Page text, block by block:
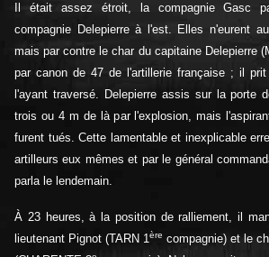
Il était assez étroit, la compagnie Gasc
compagnie Delepierre à l'est. Elles n'eurent
mais par contre le char du capitaine Delepierre
par canon de 47 de l'artillerie française ; il
l'ayant traversé. Delepierre assis sur la porte
trois ou 4 m de là par l'explosion, mais
furent tués. Cette lamentable et inexplicable
artilleurs eux mêmes et par le général
parla le lendemain.
À 23 heures, à la position de ralliement, il
lieutenant Pignot (TARN 1ère compagnie) et le